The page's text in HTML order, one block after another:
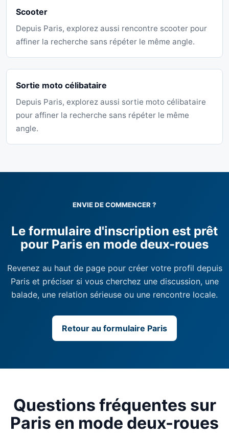
Scooter
Depuis Paris, explorez aussi rencontre scooter pour
affiner la recherche sans répéter le même angle.
Sortie moto célibataire
Depuis Paris, explorez aussi sortie moto célibataire
pour affiner la recherche sans répéter le même
angle.
ENVIE DE COMMENCER ?
Le formulaire d'inscription est prêt
pour Paris en mode deux-roues
Revenez au haut de page pour créer votre profil depuis
Paris et préciser si vous cherchez une discussion, une
balade, une relation sérieuse ou une rencontre locale.
Retour au formulaire Paris
Questions fréquentes sur
Paris en mode deux-roues